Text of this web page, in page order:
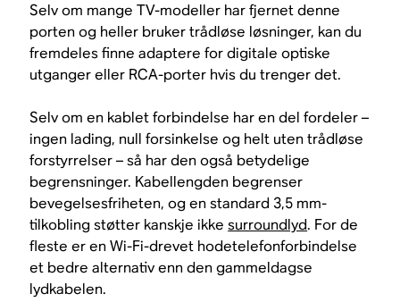
Selv om mange TV-modeller har fjernet denne
porten og heller bruker trådløse løsninger, kan du
fremdeles finne adaptere for digitale optiske
utganger eller RCA-porter hvis du trenger det.
Selv om en kablet forbindelse har en del fordeler –
ingen lading, null forsinkelse og helt uten trådløse
forstyrrelser – så har den også betydelige
begrensninger. Kabellengden begrenser
bevegelsesfriheten, og en standard 3,5 mm-
tilkobling støtter kanskje ikkesurroundlyd. For de
fleste er en Wi-Fi-drevet hodetelefonforbindelse
et bedre alternativ enn den gammeldagse
lydkabelen.